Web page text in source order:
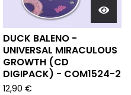
DUCK BALENO -
UNIVERSAL MIRACULOUS
GROWTH (CD
DIGIPACK) - COM1524-2
12,90 €